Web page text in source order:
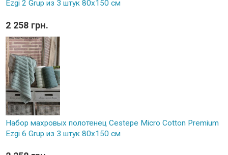
Ezgi 2 Grup из 3 штук 80х150 см
2 258 грн.
Набор махровых полотенец Cestepe Micro Cotton Premium
Ezgi 6 Grup из 3 штук 80х150 см